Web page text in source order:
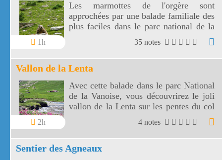
1h
Les marmottes de l'orgère sont
approchées par une balade familiale des
plus faciles dans le parc national de la
Vanoise. Les marmottes de l'Orgère sont
visibles au fond d'un vallon juste en
dessous des 2000 m d'altitude.
35 notes
Vallon de la Lenta
2h
Avec cette balade dans le parc National
de la Vanoise, vous découvrirez le joli
vallon de la Lenta sur les pentes du col
de l'Iseran. Le vallon de la Lenta fait
face au glacier des Evettes et à la vallée
de l'Arc. Le col de l'Iseran est le plus
haut de France.
4 notes
Sentier des Agneaux